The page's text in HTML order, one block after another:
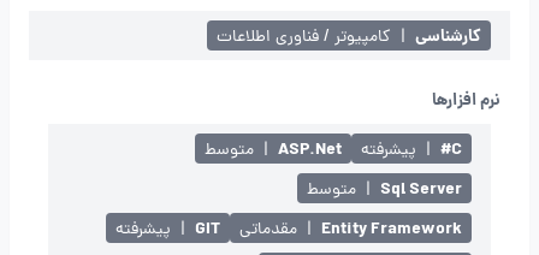
کارشناسی | کامپیوتر / فناوری اطلاعات
نرم افزارها
C#
| پیشرفته ASP.Net
| متوسط
Sql Server
| متوسط
Entity Framework
| مقدماتی GIT
| پیشرفته